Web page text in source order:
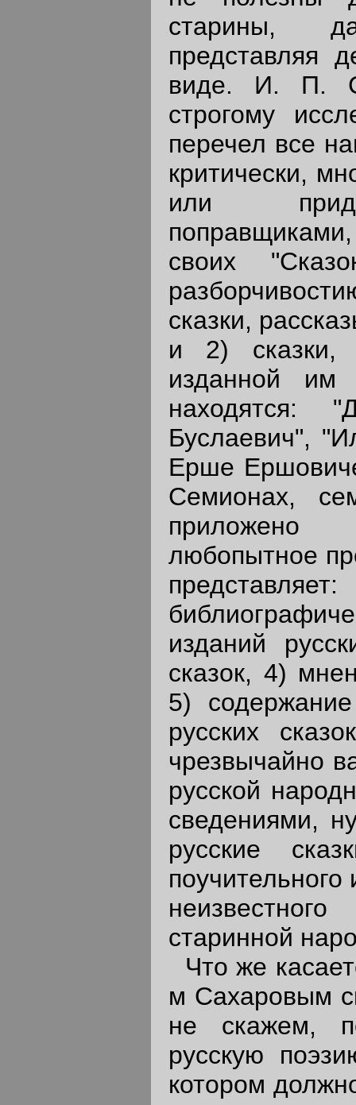
старины,
представляя
виде. И. П.
строгому
перечел все
критически,
или
своих
сказки,
и 2) сказки,
изданной им
находятся:
Буслаевич",
Ерше
Семионах,
приложено
любопытное
изданий
сказок, 4)
5)
русских
чрезвычайно
русской
сведениями,
русские
старинной
Что же
м Сахаровым
не скажем,
русскую
котором